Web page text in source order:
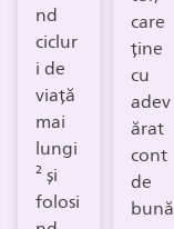
nd
ciclur
i de
viață
mai
lungi
² și
folosi
care
ține
cu
adev
ărat
cont
de
bună